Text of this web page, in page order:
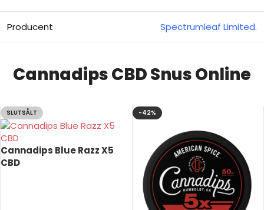
Producent Spectrumleaf Limited.
Cannadips CBD Snus Online
SLUTSÅLT
Cannadips Blue Razz X5
CBD
-42%